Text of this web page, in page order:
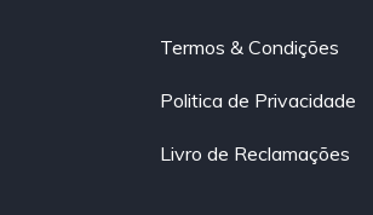
Termos & Condições
Politica de Privacidade
Livro de Reclamações